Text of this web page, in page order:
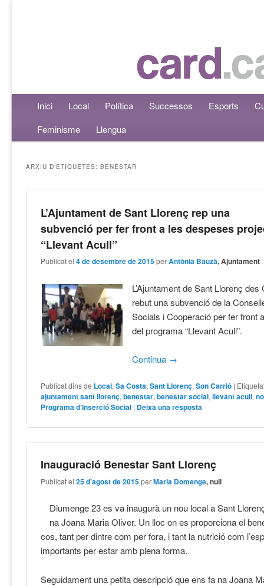
Menú principalAneu al contingut principal
Aneu al contingut secundari
Inici Local Política Successos Esports
Feminisme
Llengua
ARXIU D'ETIQUETES:BENESTAR
L’Ajuntament de Sant Llorenç rep una
subvenció per fer front a les despeses
“Llevant Acull”
Publicat el4 de desembre de 2015 perAntònia Bauzà, Ajuntament
L’Ajuntament de Sant Llorenç
rebut una subvenció de la
Socials i Cooperació per fer front
del programa “Llevant Acull”.
Continua →
Publicat dins de Local,Sa Costa,Sant Llorenç,Son Carrió |
ajuntament sant llorenç,benestar,benestar social,llevant acull,
Programa d'Inserció Social | Deixa una resposta
Inauguració Benestar Sant Llorenç
Publicat el25 d'agost de 2015 perMaria Domenge, null
Diumenge 23 es va inaugurà un nou local a Sant
na Joana Maria Oliver. Un lloc on es proporciona el
cos, tant per dintre com per fora, i tant la nutrició com
importants per estar amb plena forma.
Seguidament una petita descripció que ens fa na Joana